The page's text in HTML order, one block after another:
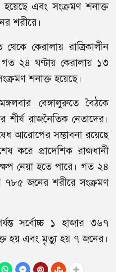
এবং সংক্রমণ শনাক্ত
শরীরে।
কেরালায় রাত্রিকালীন
গত ২৪ ঘণ্টায় কেরালায় ১৩
শনাক্ত হয়েছে।
বেঙ্গালুরুতে বৈঠকে
শীর্ষ রাজনৈতিক নেতাদের।
আরোপের সম্ভাবনা রয়েছে
করে প্রাদেশিক রাজধানী
নেয়া হতে পারে। গত ২৪
৭৮৫ জনের শরীরে সংক্রমণ
সর্বোচ্চ ১ হাজার ৩৬৭
হয় এবং মৃত্যু হয় ৭ জনের।